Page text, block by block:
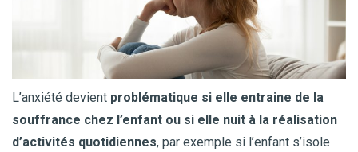
L’anxiété devient problématique si elle entraine de la
souffrance chez l’enfant ou si elle nuit à la réalisation
d’activités quotidiennes, par exemple si l’enfant s’isole